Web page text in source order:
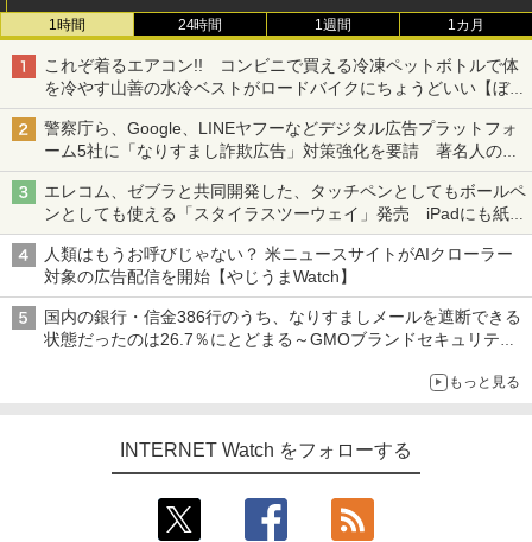
1時間 24時間 1週間 1カ月
これぞ着るエアコン!! コンビニで買える冷凍ペットボトルで体
を冷やす山善の水冷ベストがロードバイクにちょうどいい【ぼっ
ち・ざ・ろーど！その14】【空いた時間でなにしてる？】
警察庁ら、Google、LINEヤフーなどデジタル広告プラットフォ
ーム5社に「なりすまし詐欺広告」対策強化を要請 著名人の写
真や映像を使った投資詐欺などへの対策として
エレコム、ゼブラと共同開発した、タッチペンとしてもボールペ
ンとしても使える「スタイラスツーウェイ」発売 iPadにも紙に
も、持ち替えずに書き込める
人類はもうお呼びじゃない？ 米ニュースサイトがAIクローラー
対象の広告配信を開始【やじうまWatch】
国内の銀行・信金386行のうち、なりすましメールを遮断できる
状態だったのは26.7％にとどまる～GMOブランドセキュリティ
もっと見る
INTERNET Watch をフォローする